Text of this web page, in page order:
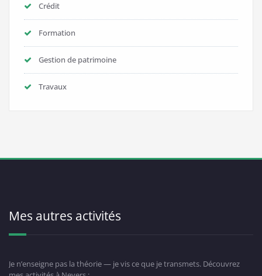
Crédit
Formation
Gestion de patrimoine
Travaux
Mes autres activités
Je n’enseigne pas la théorie — je vis ce que je transmets. Découvrez